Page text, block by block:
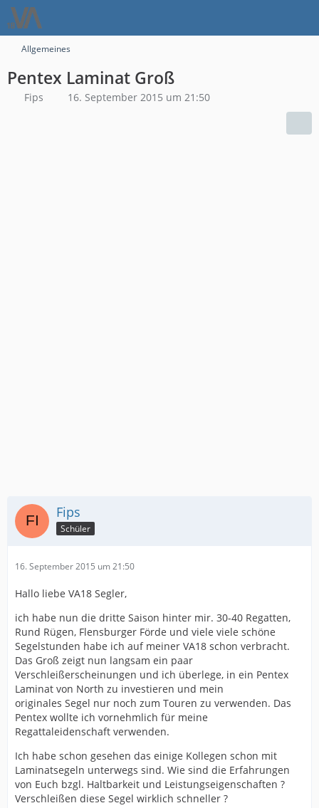
Allgemeines
Pentex Laminat Groß
Fips 16. September 2015 um 21:50
Fips
Schüler
16. September 2015 um 21:50
Hallo liebe VA18 Segler,
ich habe nun die dritte Saison hinter mir. 30-40 Regatten,
Rund Rügen, Flensburger Förde und viele viele schöne
Segelstunden habe ich auf meiner VA18 schon verbracht.
Das Groß zeigt nun langsam ein paar
Verschleißerscheinungen und ich überlege, in ein Pentex
Laminat von North zu investieren und mein
originales Segel nur noch zum Touren zu verwenden. Das
Pentex wollte ich vornehmlich für meine
Regattaleidenschaft verwenden.
Ich habe schon gesehen das einige Kollegen schon mit
Laminatsegeln unterwegs sind. Wie sind die Erfahrungen
von Euch bzgl. Haltbarkeit und Leistungseigenschaften ?
Verschleißen diese Segel wirklich schneller ?